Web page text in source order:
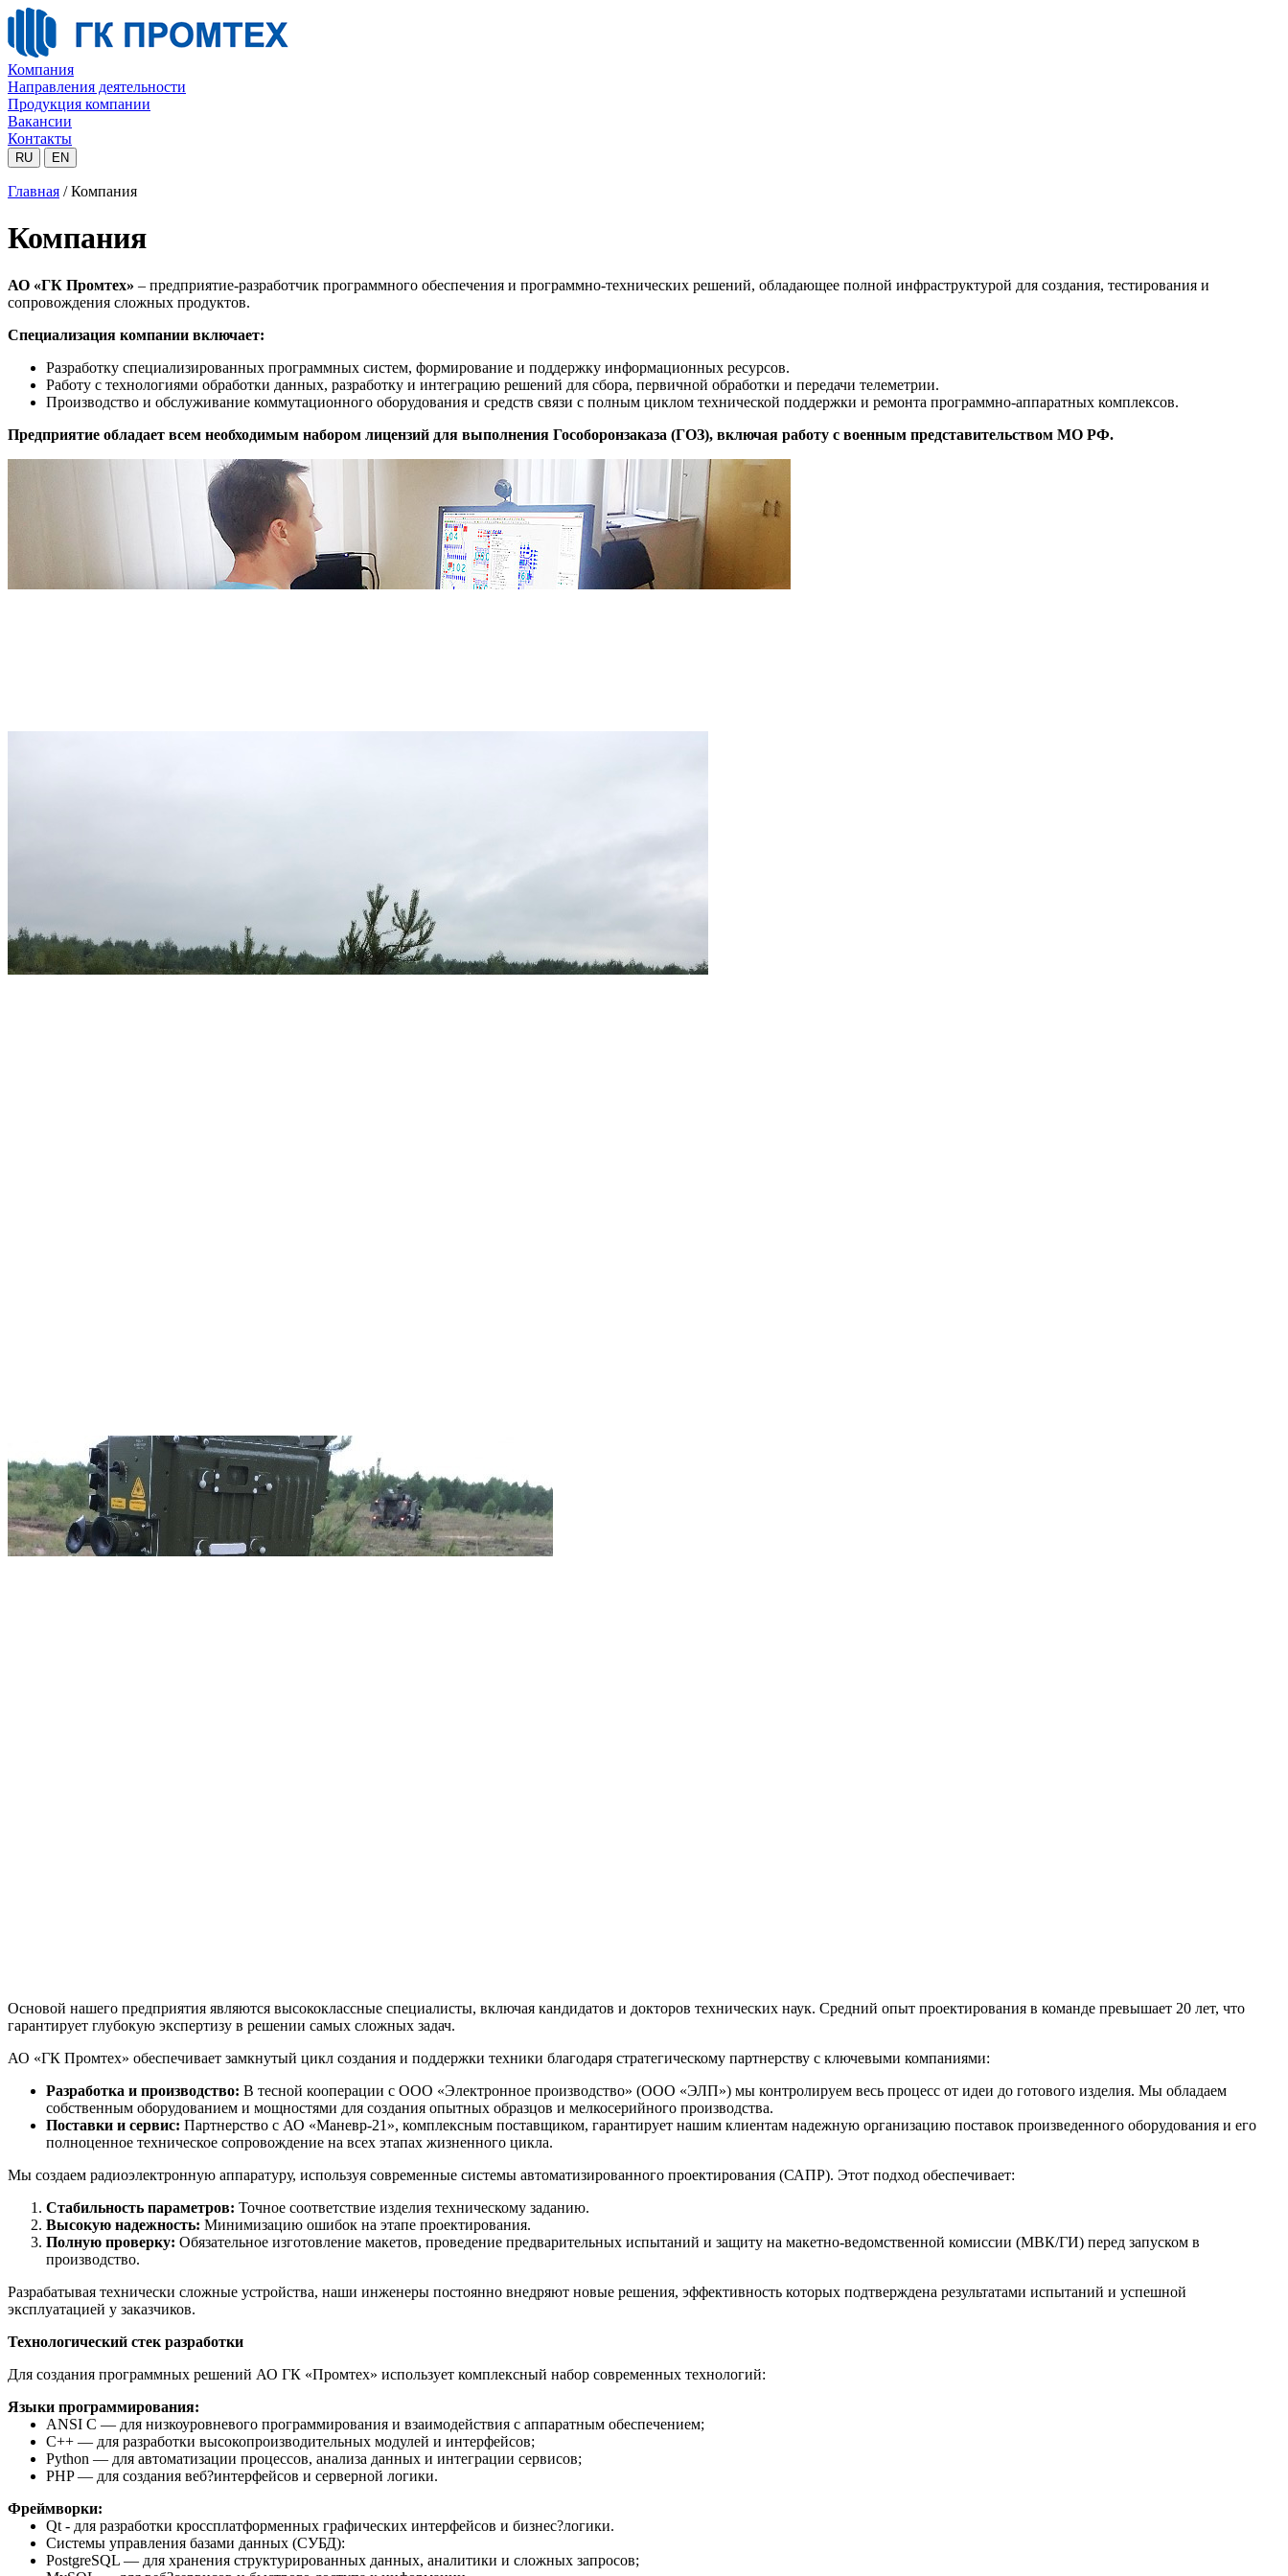
Компания
Направления деятельности
Продукция компании
Вакансии
Контакты
RU EN
Главная /Компания
Компания
АО «ГК Промтех» – предприятие-разработчик программного обеспечения и программно-технических решений, обладающее полной инфраструктурой для создания, тестирования и
сопровождения сложных продуктов.
Специализация компании включает:
Разработку специализированных программных систем, формирование и поддержку информационных ресурсов.
Работу с технологиями обработки данных, разработку и интеграцию решений для сбора, первичной обработки и передачи телеметрии.
Производство и обслуживание коммутационного оборудования и средств связи с полным циклом технической поддержки и ремонта программно-аппаратных комплексов.
Предприятие обладает всем необходимым набором лицензий для выполнения Гособоронзаказа (ГОЗ), включая работу с военным представительством МО РФ.
Основой нашего предприятия являются высококлассные специалисты, включая кандидатов и докторов технических наук. Средний опыт проектирования в команде превышает 20 лет, что
гарантирует глубокую экспертизу в решении самых сложных задач.
АО «ГК Промтех» обеспечивает замкнутый цикл создания и поддержки техники благодаря стратегическому партнерству с ключевыми компаниями:
Разработка и производство: В тесной кооперации с ООО «Электронное производство» (ООО «ЭЛП») мы контролируем весь процесс от идеи до готового изделия. Мы обладаем
собственным оборудованием и мощностями для создания опытных образцов и мелкосерийного производства.
Поставки и сервис: Партнерство с АО «Маневр-21», комплексным поставщиком, гарантирует нашим клиентам надежную организацию поставок произведенного оборудования и его
полноценное техническое сопровождение на всех этапах жизненного цикла.
Мы создаем радиоэлектронную аппаратуру, используя современные системы автоматизированного проектирования (САПР). Этот подход обеспечивает:
Стабильность параметров: Точное соответствие изделия техническому заданию.
Высокую надежность: Минимизацию ошибок на этапе проектирования.
Полную проверку: Обязательное изготовление макетов, проведение предварительных испытаний и защиту на макетно-ведомственной комиссии (МВК/ГИ) перед запуском в
производство.
Разрабатывая технически сложные устройства, наши инженеры постоянно внедряют новые решения, эффективность которых подтверждена результатами испытаний и успешной
эксплуатацией у заказчиков.
Технологический стек разработки
Для создания программных решений АО ГК «Промтех» использует комплексный набор современных технологий:
Языки программирования:
ANSI C — для низкоуровневого программирования и взаимодействия с аппаратным обеспечением;
C++ — для разработки высокопроизводительных модулей и интерфейсов;
Python — для автоматизации процессов, анализа данных и интеграции сервисов;
PHP — для создания веб?интерфейсов и серверной логики.
Фреймворки:
Qt - для разработки кроссплатформенных графических интерфейсов и бизнес?логики.
Системы управления базами данных (СУБД):
PostgreSQL — для хранения структурированных данных, аналитики и сложных запросов;